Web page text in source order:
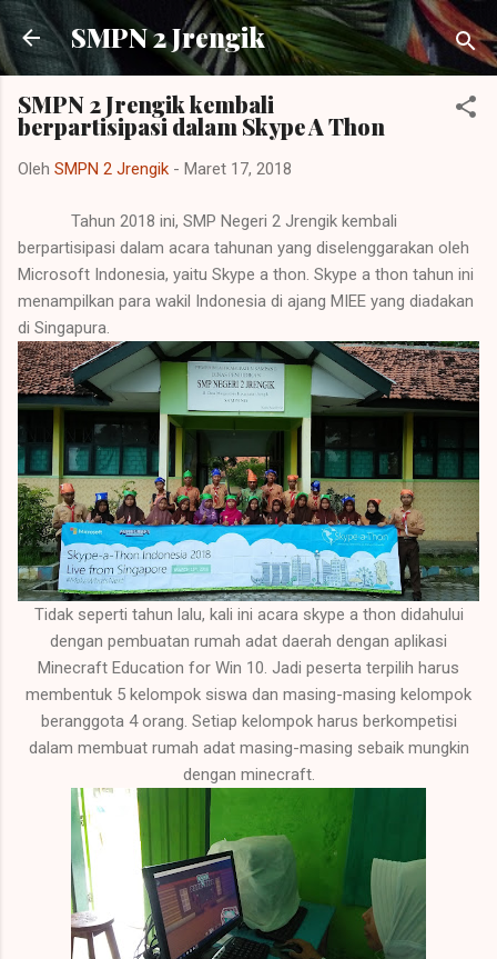
Langsung ke konten utama
SMPN 2 Jrengik
SMPN 2 Jrengik kembali
berpartisipasi dalam Skype A Thon
Oleh SMPN 2 Jrengik - Maret 17, 2018
Tahun 2018 ini, SMP Negeri 2 Jrengik kembali
berpartisipasi dalam acara tahunan yang diselenggarakan oleh
Microsoft Indonesia, yaitu Skype a thon. Skype a thon tahun ini
menampilkan para wakil Indonesia di ajang MIEE yang diadakan
di Singapura.
Tidak seperti tahun lalu, kali ini acara skype a thon didahului
dengan pembuatan rumah adat daerah dengan aplikasi
Minecraft Education for Win 10. Jadi peserta terpilih harus
membentuk 5 kelompok siswa dan masing-masing kelompok
beranggota 4 orang. Setiap kelompok harus berkompetisi
dalam membuat rumah adat masing-masing sebaik mungkin
dengan minecraft.